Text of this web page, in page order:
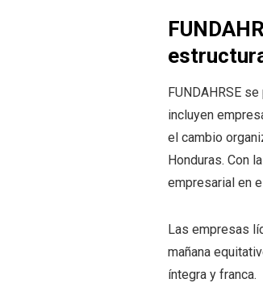
FUNDAHRSE
incluyen
el cambio
Honduras. Con
empresarial en
Las empresas
mañana
íntegra y franca.